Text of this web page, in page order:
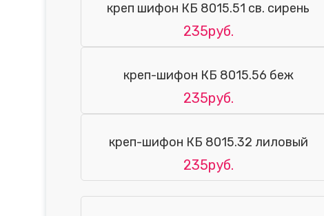
креп шифон КБ 8015.51 св. сирень
235руб.
креп-шифон КБ 8015.56 беж
235руб.
креп-шифон КБ 8015.32 лиловый
235руб.